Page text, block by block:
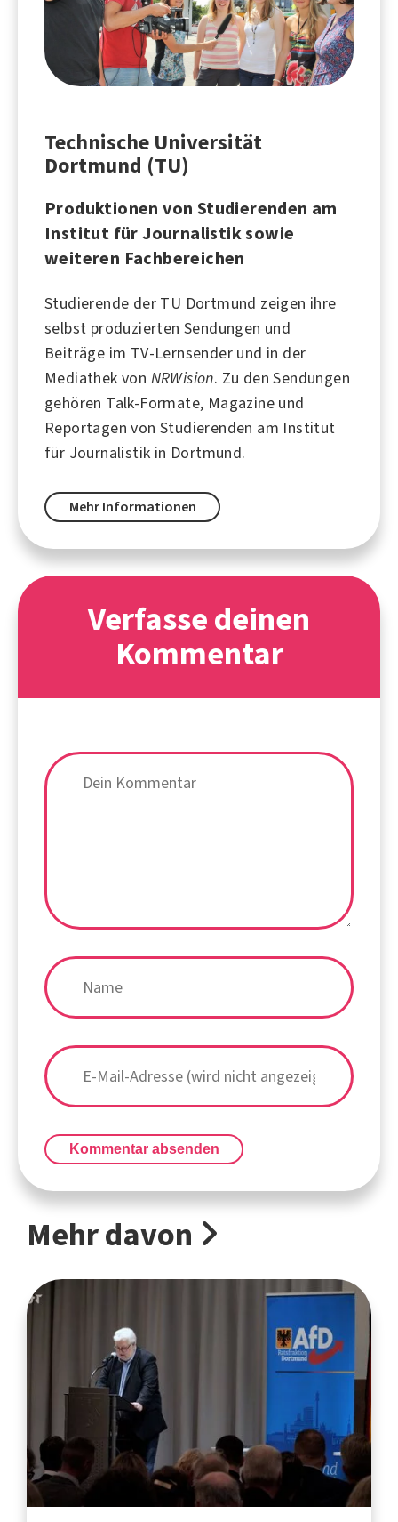
Technische Universität
Dortmund (TU)
Produktionen von Studierenden am
Institut für Journalistik sowie
weiteren Fachbereichen
Studierende der TU Dortmund zeigen ihre
selbst produzierten Sendungen und
Beiträge im TV-Lernsender und in der
Mediathek von NRWision. Zu den Sendungen
gehören Talk-Formate, Magazine und
Reportagen von Studierenden am Institut
für Journalistik in Dortmund.
Mehr Informationen
Verfasse deinen
Kommentar
Kommentar absenden
Mehr davon